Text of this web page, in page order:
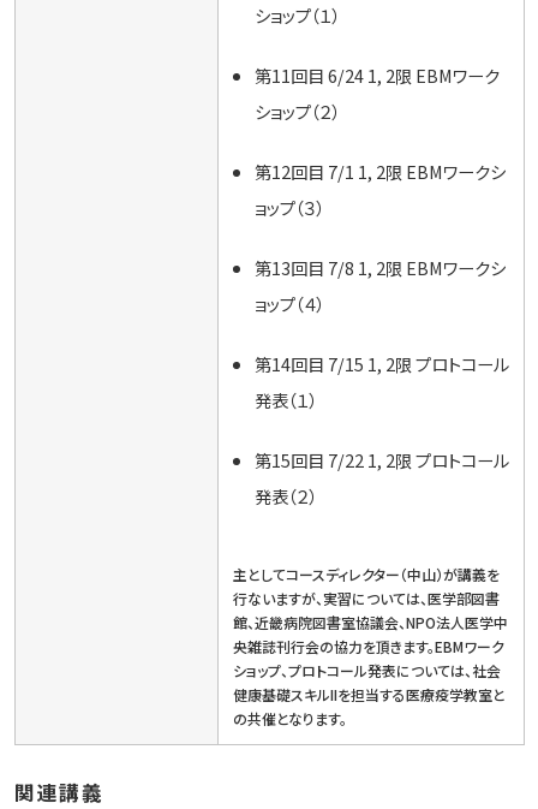
ショップ（１）
第11回目 6/24 1, 2限 EBMワーク
ショップ（２）
第12回目 7/1 1, 2限 EBMワークシ
ョップ（３）
第13回目 7/8 1, 2限 EBMワークシ
ョップ（４）
第14回目 7/15 1, 2限 プロトコール
発表（１）
第15回目 7/22 1, 2限 プロトコール
発表（２）
主としてコースディレクター（中山）が講義を
行ないますが、実習については、医学部図書
館、近畿病院図書室協議会、NPO法人医学中
央雑誌刊行会の協力を頂きます。EBMワーク
ショップ、プロトコール発表については、社会
健康基礎スキルIIを担当する医療疫学教室と
の共催となります。
関連講義